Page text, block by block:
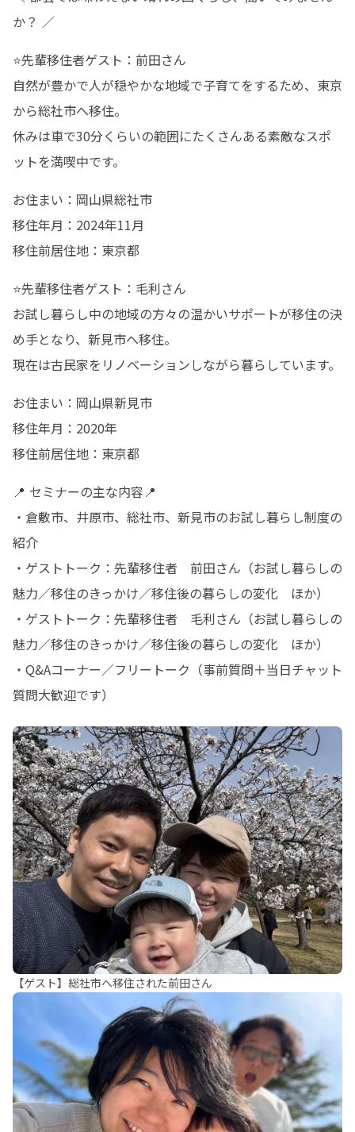
か？ ／
⭐先輩移住者ゲスト：前田さん
自然が豊かで人が穏やかな地域で子育てをするため、東京
から総社市へ移住。
休みは車で30分くらいの範囲にたくさんある素敵なスポ
ットを満喫中です。
お住まい：岡山県総社市
移住年月：2024年11月
移住前居住地：東京都
⭐先輩移住者ゲスト：毛利さん
お試し暮らし中の地域の方々の温かいサポートが移住の決
め手となり、新見市へ移住。
現在は古民家をリノベーションしながら暮らしています。
お住まい：岡山県新見市
移住年月：2020年
移住前居住地：東京都
📍 セミナーの主な内容📍
・倉敷市、井原市、総社市、新見市のお試し暮らし制度の
紹介
・ゲストトーク：先輩移住者　前田さん（お試し暮らしの
魅力／移住のきっかけ／移住後の暮らしの変化　ほか）
・ゲストトーク：先輩移住者　毛利さん（お試し暮らしの
魅力／移住のきっかけ／移住後の暮らしの変化　ほか）
・Q&Aコーナー／フリートーク（事前質問＋当日チャット
質問大歓迎です）
【ゲスト】総社市へ移住された前田さん